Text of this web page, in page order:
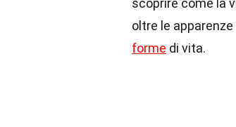
scoprire come la
oltre le
forme di vita.